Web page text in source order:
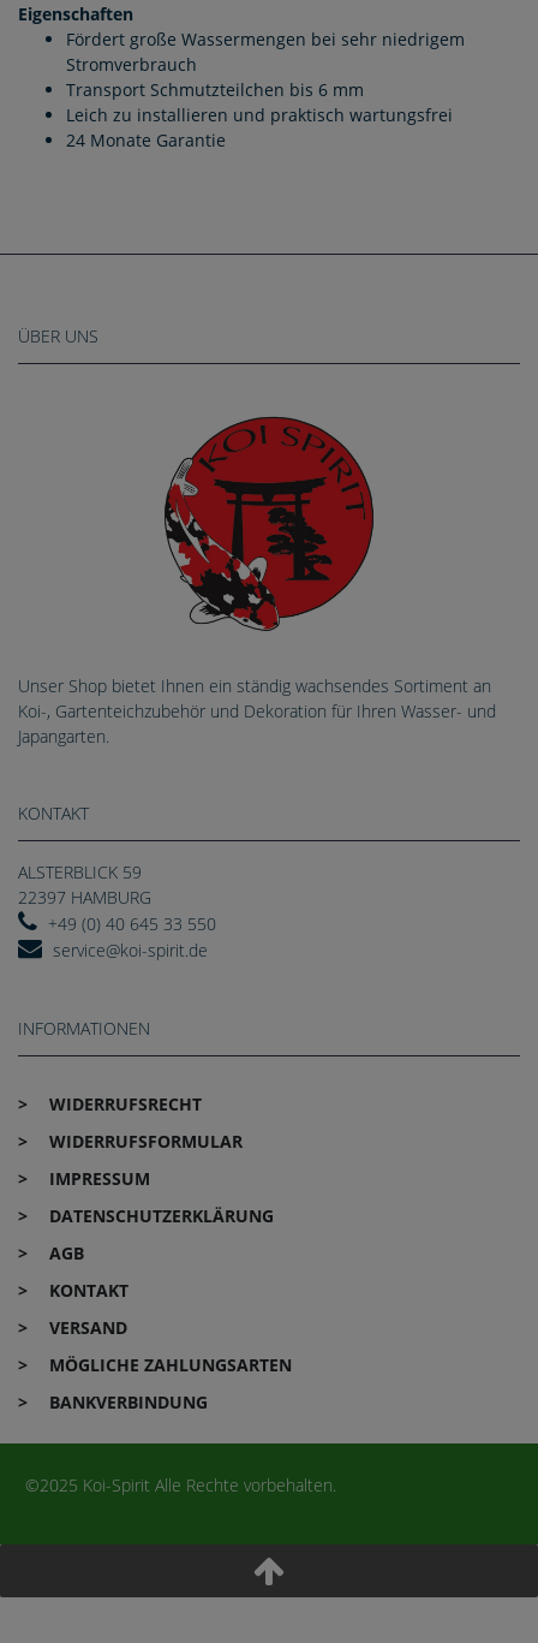
Eigenschaften
Fördert große Wassermengen bei sehr niedrigem
Stromverbrauch
Transport Schmutzteilchen bis 6 mm
Leich zu installieren und praktisch wartungsfrei
24 Monate Garantie
ÜBER UNS
Unser Shop bietet Ihnen ein ständig wachsendes Sortiment an
Koi-, Gartenteichzubehör und Dekoration für Ihren Wasser- und
Japangarten.
KONTAKT
ALSTERBLICK 59
22397 HAMBURG
+49 (0) 40 645 33 550
service@koi-spirit.de
INFORMATIONEN
WIDERRUFS­RECHT
WIDERRUFS­FORMULAR
IMPRESSUM
DATEN­SCHUTZ­ERKLÄRUNG
AGB
KONTAKT
VERSAND
MÖGLICHE ZAHLUNGSARTEN
BANKVERBINDUNG
©2025 Koi-Spirit Alle Rechte vorbehalten.